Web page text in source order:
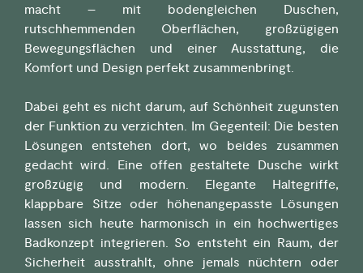
macht – mit bodengleichen Duschen,
rutschhemmenden Oberflächen, großzügigen
Bewegungsflächen und einer Ausstattung, die
Komfort und Design perfekt zusammenbringt.
Dabei geht es nicht darum, auf Schönheit zugunsten
der Funktion zu verzichten. Im Gegenteil: Die besten
Lösungen entstehen dort, wo beides zusammen
gedacht wird. Eine offen gestaltete Dusche wirkt
großzügig und modern. Elegante Haltegriffe,
klappbare Sitze oder höhenangepasste Lösungen
lassen sich heute harmonisch in ein hochwertiges
Badkonzept integrieren. So entsteht ein Raum, der
Sicherheit ausstrahlt, ohne jemals nüchtern oder